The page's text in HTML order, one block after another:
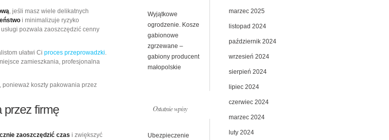
, jeśli masz wiele delikatnych
i minimalizuje ryzyko
pozwala zaoszczędzić cenny
ułatwi Ci proces przeprowadzki.
zamieszkania, profesjonalna
ponieważ koszty pakowania przez
przez firmę
zaoszczędzić czas i zwiększyć
Wyjątkowe
ogrodzenie. Kosze
gabionowe
zgrzewane –
gabiony producent
małopolskie
Ostatnie wpisy
Ubezpieczenie
marzec 2025
listopad 2024
październik 2024
wrzesień 2024
sierpień 2024
lipiec 2024
czerwiec 2024
marzec 2024
luty 2024